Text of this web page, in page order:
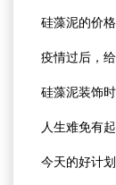
硅藻泥的价
疫情过后，
硅藻泥装饰
人生难免有
今天的好计划